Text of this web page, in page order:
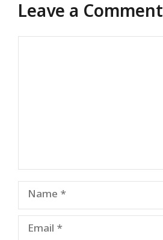
Leave a Comment
Name
Email